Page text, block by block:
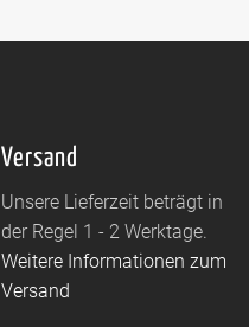
Versand
Unsere Lieferzeit beträgt in
der Regel 1 - 2 Werktage.
Weitere Informationen zum
Versand